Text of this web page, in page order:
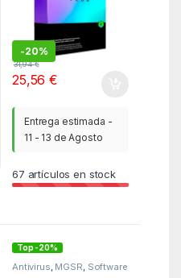
-20%
31,94€
25,56€
Entrega estimada -
11 - 13 de Agosto
67 artículos en stock
Top -20%
Antivirus MGSR Software